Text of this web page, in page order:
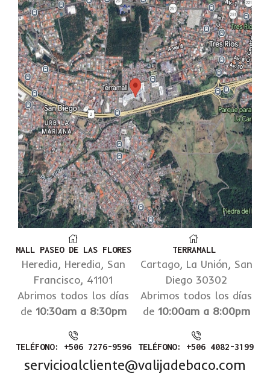
MALL PASEO DE LAS FLORES TERRAMALL
Heredia, Heredia, San
Francisco, 41101
Abrimos todos los días
de 10:30am a 8:30pm
Cartago, La Unión, San
Diego 30302
Abrimos todos los días
de 10:00am a 8:00pm
TELÉFONO: +506 7276-9596 TELÉFONO: +506 4082-3199
servicioalcliente@valijadebaco.com